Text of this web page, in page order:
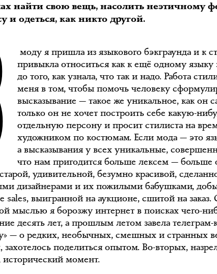
найти свою вещь, насолить неэтичному
и одеться, как никто другой.
моду я пришла из языкового бэкграунда и к
привыкла относиться как к ещё одному языку
до того, как узнала, что так и надо. Работа
меня в том, чтобы помочь человеку
высказывание — такое же уникальное, как он
только он не хочет построить себе какую-
отдельную персону и просит стилиста на
художником по костюмам. Если мода — это
а высказывания у всех уникальные,
что нам пригодится больше лексем — больше
удивительной, безумно красивой,
дизайнерами и их пожилыми бабушками,
sales, выигранной на аукционе, сшитой на заказ.
мыслью я борозжу интернет в поисках чего-
десять лет, а прошлым летом завела телеграм-
— о редких, необычных, смешных и странных
захотелось поделиться опытом. Во-вторых,
исторический момент.